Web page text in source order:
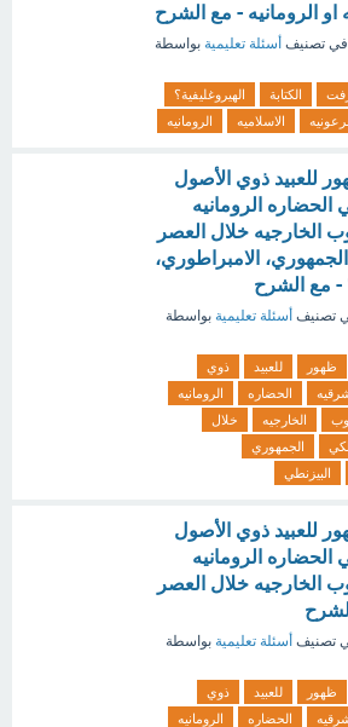
او الرومانيه - مع الشرح
في تصنيف أسئلة تعليمية بواسطة
الكتابة
الهيروغليفية؟
الاسلاميه الرومانيه
للعبيد ذوي الأصول
الحضاره الرومانيه
الخارجيه خلال العصر
الامبراطوري،
- مع الشرح
تصنيف أسئلة تعليمية بواسطة
ظهور للعبيد
ذوي
الحضاره
الرومانيه
الخارجيه
خلال
الجمهوري
البيزنطي
للعبيد ذوي الأصول
الحضاره الرومانيه
الخارجيه خلال العصر
تصنيف أسئلة تعليمية بواسطة
ظهور للعبيد
ذوي
الحضاره
الرومانيه